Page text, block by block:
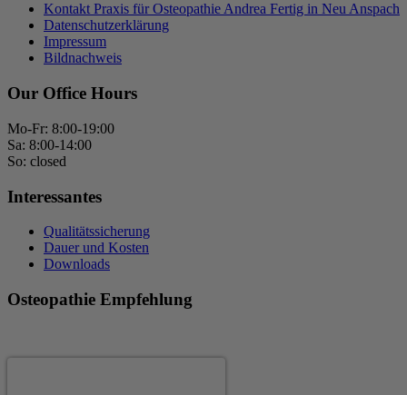
Kontakt Praxis für Osteopathie Andrea Fertig in Neu Anspach
Datenschutzerklärung
Impressum
Bildnachweis
Our Office Hours
Mo-Fr: 8:00-19:00
Sa: 8:00-14:00
So: closed
Interessantes
Qualitätssicherung
Dauer und Kosten
Downloads
Osteopathie Empfehlung